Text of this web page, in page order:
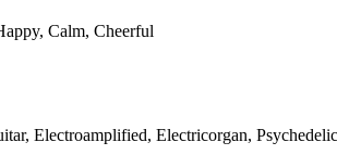
Calm, Cheerful
Electroamplified, Electricorgan,